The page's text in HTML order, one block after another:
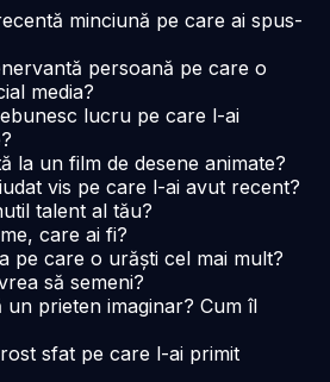
minciună pe care ai spus-
persoană pe care o
media?
lucru pe care l-ai
la un film de desene animate?
vis pe care l-ai avut recent?
talent al tău?
care ai fi?
pe care o urăști cel mai mult?
să semeni?
un prieten imaginar? Cum îl
sfat pe care l-ai primit